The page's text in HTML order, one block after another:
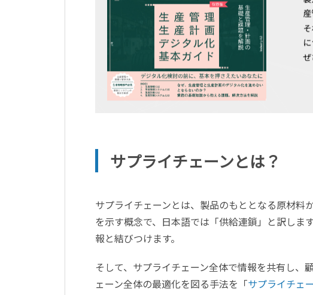
サプライチェーンとは？
サプライチェーンとは、製品のもととなる原材
を示す概念で、日本語では「供給連鎖」と訳しま
報と結びつけます。
そして、サプライチェーン全体で情報を共有し
ェーン全体の最適化を図る手法を「サプライチェ